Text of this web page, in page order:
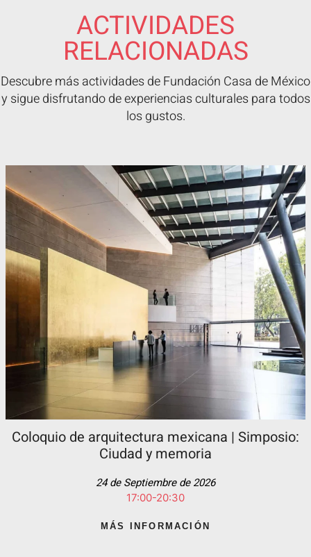
ACTIVIDADES
RELACIONADAS
Descubre más actividades de Fundación Casa de México
y sigue disfrutando de experiencias culturales para todos
los gustos.
Coloquio de arquitectura mexicana | Simposio:
Ciudad y memoria
24 de Septiembre de 2026
17:00-20:30
MÁS INFORMACIÓN